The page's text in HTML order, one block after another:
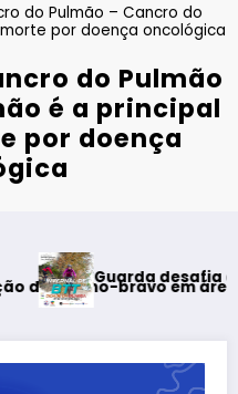
do Pulmão – Cancro do
por doença oncológica
do Pulmão
é a principal
por doença
bravo em área rewilding
Guarda desafia amantes do